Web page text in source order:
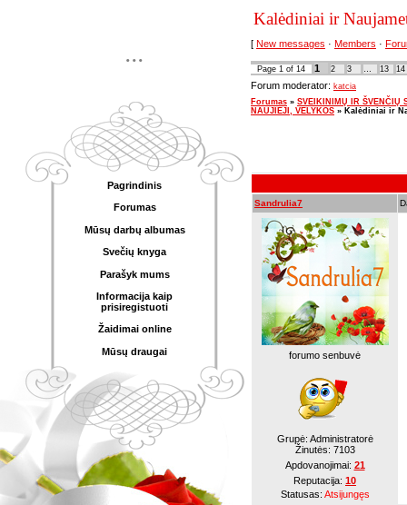
...
Pagrindinis
Forumas
Mūsų darbų albumas
Svečių knyga
Parašyk mums
Informacija kaip
prisiregistuoti
Žaidimai online
Mūsų draugai
Kalėdiniai ir
[ New messages · Members ·
Page 1 of 14 1 2 3 … 13 14
Forum moderator: katcia
Forumas » SVEIKINIMŲ IR
NAUJIEJI, VELYKOS » Kalėdiniai ir
Sandrulia7
forumo senbuvė
Grupė: Administratorė
Žinutės: 7103
Apdovanojimai: 21
Reputacija: 10
Statusas: Atsijungęs